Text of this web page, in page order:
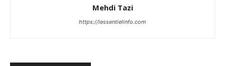
Mehdi Tazi
https://lessentielinfo.com